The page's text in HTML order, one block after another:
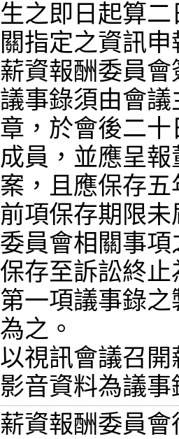
生之即日起算
關指定之資訊
薪資報酬委員
議事錄須由會
章，於會後二
成員，並應呈
案，且應保存五
前項保存期限
委員會相關事
保存至訴訟終止
第一項議事錄
為之。
以視訊會議召
影音資料為議
薪資報酬委員